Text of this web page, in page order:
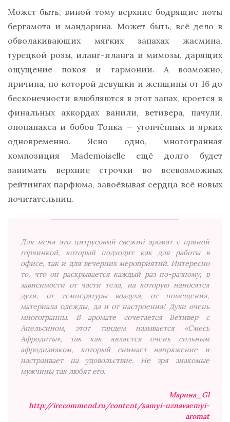
Может быть, виной тому верхние бодрящие ноты
бергамота и мандарина. Может быть, всё дело в
обволакивающих мягких запахах жасмина,
турецкой розы, иланг-иланга и мимозы, дарящих
ощущение покоя и гармонии. А возможно,
причина, по которой девушки и женщины от 16 до
бесконечности влюбляются в этот запах, кроется в
финальных аккордах ванили, ветивера, пачули,
опопанакса и бобов Тонка — утончённых и ярких
одновременно. Ясно одно, многогранная
композиция Mademoiselle ещё долго будет
занимать верхние строчки во всевозможных
рейтингах парфюма, завоёвывая сердца всё новых
почитательниц.
Для меня это цитрусовый свежий аромат с пряной
горчинкой, который подходит как для работы в
офисе, так и для вечерних мероприятий. Интересно
то, что он раскрывается каждый раз по-разному, в
зависимости от части тела, на которую наносятся
духи, от температуры воздуха, от помещения,
материала одежды, да и от настроения! Духи очень
многогранны. В аромате сочетается Ветивер с
Апельсином, этот тандем называется «Смесь
Афродиты», так как является очень сильным
афродизиаком, который снимает напряжение и
настраивает на удовольствие. Не зря знакомые
мужчины так любят его.
Марина_Gl
http://irecommend.ru/content/samyi-uznavaemyi-
aromat